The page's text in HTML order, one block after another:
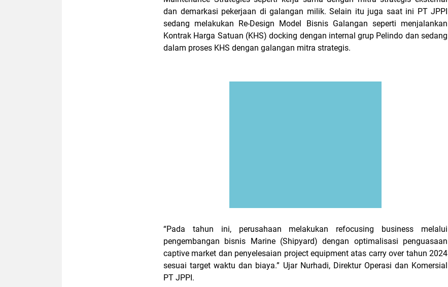
dan demarkasi pekerjaan di galangan milik. Selain itu juga saat ini PT JPPI
sedang melakukan Re-Design Model Bisnis Galangan seperti menjalankan
Kontrak Harga Satuan (KHS) docking dengan internal grup Pelindo dan sedang
dalam proses KHS dengan galangan mitra strategis.
“Pada tahun ini, perusahaan melakukan refocusing business melalui
pengembangan bisnis Marine (Shipyard) dengan optimalisasi penguasaan
captive market dan penyelesaian project equipment atas carry over tahun 2024
sesuai target waktu dan biaya.” Ujar Nurhadi, Direktur Operasi dan Komersial
PT JPPI.